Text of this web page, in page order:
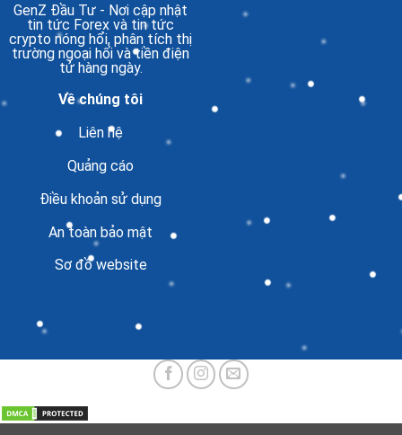
GenZ Đầu Tư - Nơi cập nhật
tin tức Forex và tin tức
crypto nóng hổi, phân tích thị
trường ngoại hối và tiền điện
tử hàng ngày.
Về chúng tôi
Liên hệ
Quảng cáo
Điều khoản sử dụng
An toàn bảo mật
Sơ đồ website